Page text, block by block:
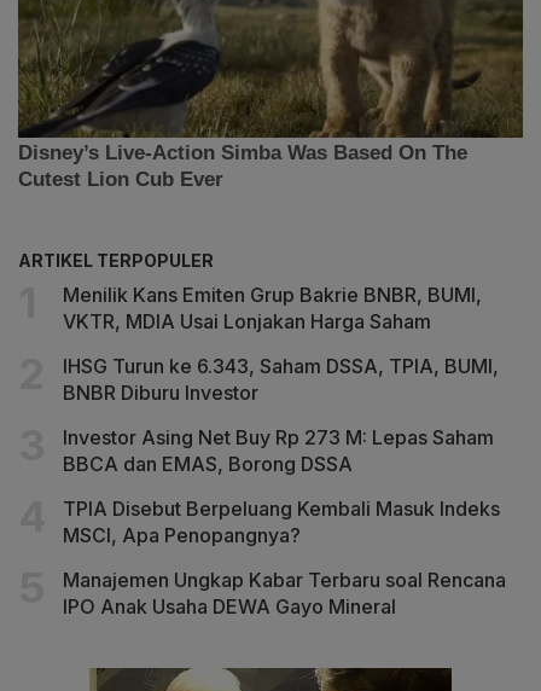
ARTIKEL TERPOPULER
Menilik Kans Emiten Grup Bakrie BNBR, BUMI,
VKTR, MDIA Usai Lonjakan Harga Saham
IHSG Turun ke 6.343, Saham DSSA, TPIA, BUMI,
BNBR Diburu Investor
Investor Asing Net Buy Rp 273 M: Lepas Saham
BBCA dan EMAS, Borong DSSA
TPIA Disebut Berpeluang Kembali Masuk Indeks
MSCI, Apa Penopangnya?
Manajemen Ungkap Kabar Terbaru soal Rencana
IPO Anak Usaha DEWA Gayo Mineral